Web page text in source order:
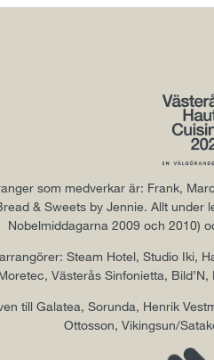
som medverkar är: Frank,
& Sweets by Jennie. Allt under
Nobelmiddagarna 2009 och 2010)
Steam Hotel, Studio Iki,
Västerås Sinfonietta,
till Galatea, Sorunda, Henrik
Ottosson, Vikingsun/